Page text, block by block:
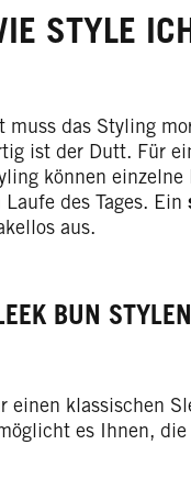
STYLE
muss das Styling
ist der Dutt. Für
können
Laufe des Tages. Ein
aus.
BUN
einen klassischen
es Ihnen,